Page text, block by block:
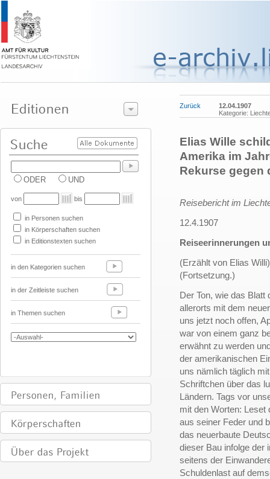
ODER UND
von bis
in Personen suchen
in Körperschaften suchen
in Editionstexten suchen
in den Kategorien suchen
in der Zeitleiste suchen
in Themen suchen
Zurück
12.04.1907
Kategorie:
Elias Wille
Amerika im
Rekurse gegen
Reisebericht im
12.4.1907
Reiseerinnerungen
(Erzählt von Elias Willi)
(Fortsetzung.)
Der Ton, wie das Blatt
allerorts mit dem
uns jetzt noch offen,
war von einem ganz
erwähnt zu werden
der amerikanischen
uns nämlich täglich
Schriftchen über das
Ländern. Tags vor
mit den Worten:
aus seiner Feder und
das neuerbaute
dieser Bau infolge der
seitens der
Schuldenlast auf